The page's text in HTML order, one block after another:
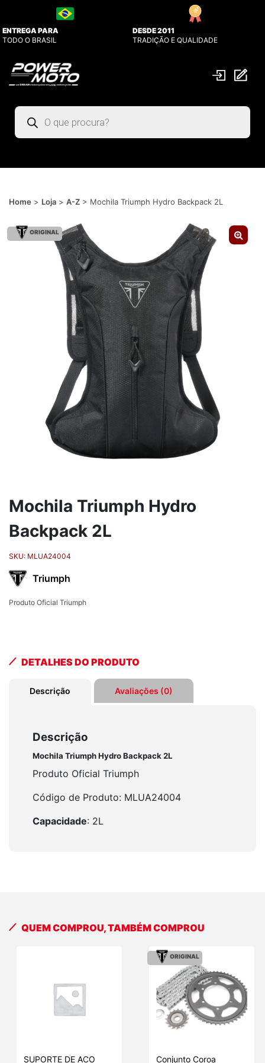
ENTREGA PARA
TODO O BRASIL
DESDE 2011
TRADIÇÃO E QUALIDADE
Pesquisar
produtos
Home > Loja > A-Z > Mochila Triumph Hydro Backpack 2L
ORIGINAL
Mochila Triumph Hydro
Backpack 2L
SKU: MLUA24004
Triumph
Produto Oficial Triumph
DETALHES DO PRODUTO
Descrição Avaliações (0)
Descrição
Mochila Triumph Hydro Backpack 2L
Produto Oficial Triumph
Código de Produto: MLUA24004
Capacidade: 2L
QUEM COMPROU, TAMBÉM COMPROU
SUPORTE DE ACO
ORIGINAL
Conjunto Coroa